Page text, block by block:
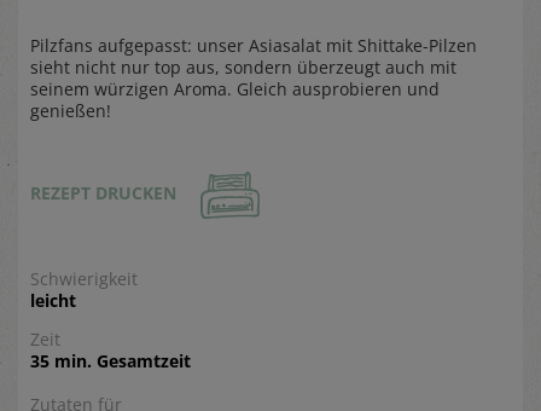
Pilzfans aufgepasst: unser Asiasalat mit Shittake-Pilzen
sieht nicht nur top aus, sondern überzeugt auch mit
seinem würzigen Aroma. Gleich ausprobieren und
genießen!
REZEPT DRUCKEN
Schwierigkeit
leicht
Zeit
35 min. Gesamtzeit
Zutaten für